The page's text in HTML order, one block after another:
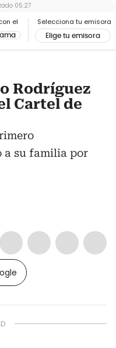
el Selecciona tu emisora
Elige tu emisora
05:27
Rodríguez
Cartel de
a su familia por